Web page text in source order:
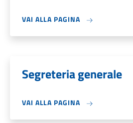
VAI ALLA PAGINA
Segreteria generale
VAI ALLA PAGINA